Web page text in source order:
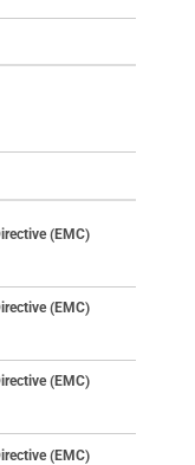
(EMC)
(EMC)
(EMC)
(EMC)